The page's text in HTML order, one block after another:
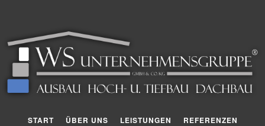
START ÜBER UNS LEISTUNGEN REFERENZEN